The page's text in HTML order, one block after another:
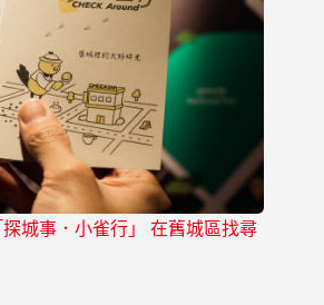
城事．小雀行」 在舊城區找尋